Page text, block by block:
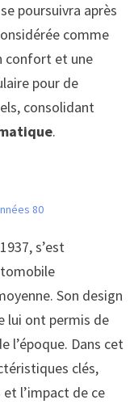
poursuivra après
comme
confort et une
pour de
consolidant
.
80
s’est
Son design
lui ont permis de
l’époque. Dans cet
clés,
l’impact de ce